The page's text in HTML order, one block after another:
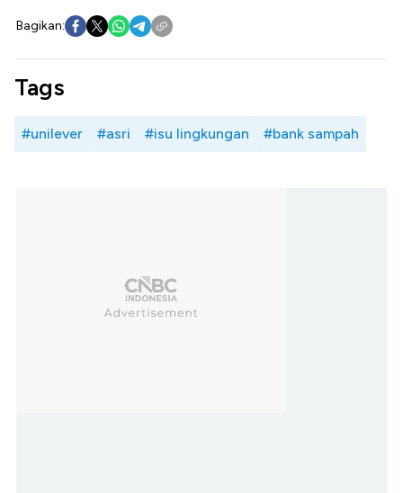
Bagikan:
Tags
#unilever #asri #isu lingkungan #bank sampah